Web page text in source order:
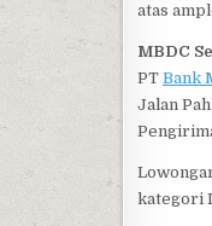
atas
MBDC
PT Bank
Jalan
kategori